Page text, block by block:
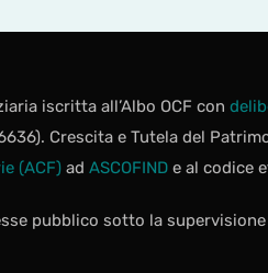
iscritta all’Albo OCF con
Crescita e Tutela del
(ACF) ad ASCOFIND e al codice
pubblico sotto la supervisione